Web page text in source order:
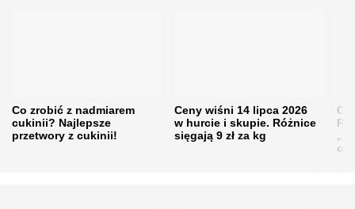
Co zrobić z nadmiarem
cukinii? Najlepsze
przetwory z cukinii!
Ceny wiśni 14 lipca 2026
w hurcie i skupie. Różnice
sięgają 9 zł za kg